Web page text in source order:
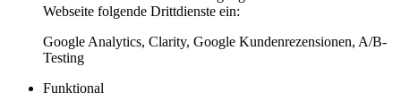
Webseite folgende Drittdienste ein:
Google Analytics, Clarity, Google Kundenrezensionen, A/B-
Testing
Funktional